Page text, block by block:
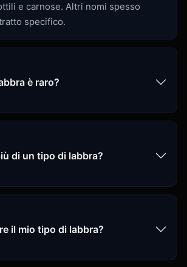
e carnose. Altri nomi spesso
specifico.
è raro?
di un tipo di labbra?
il mio tipo di labbra?